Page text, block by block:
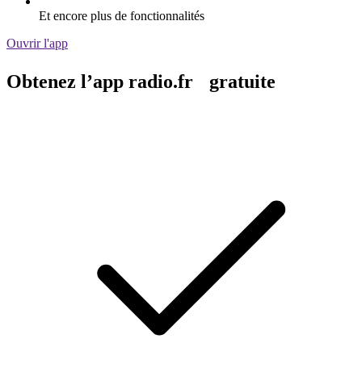
Et encore plus de fonctionnalités
Ouvrir l'app
Obtenez l’app radio.fr gratuite